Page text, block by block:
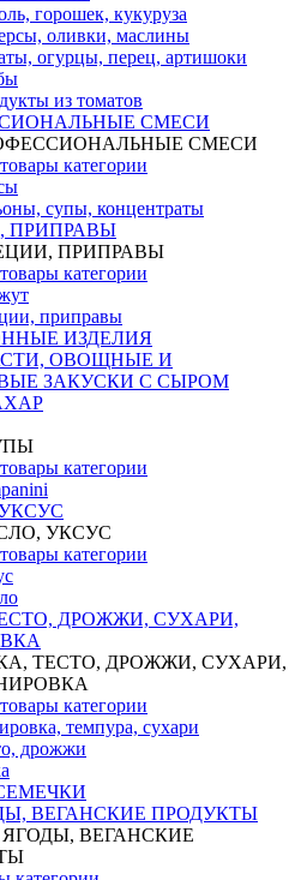
горошек, кукуруза
оливки, маслины
огурцы, перец, артишоки
из томатов
СМЕСИ
СМЕСИ
категории
супы, концентраты
ПРИПРАВЫ
ПРИПРАВЫ
категории
приправы
ИЗДЕЛИЯ
ОВОЩНЫЕ И
ЗАКУСКИ С СЫРОМ
категории
УКСУС
категории
ДРОЖЖИ, СУХАРИ,
ТЕСТО, ДРОЖЖИ, СУХАРИ,
категории
темпура, сухари
дрожжи
ВЕГАНСКИЕ ПРОДУКТЫ
ВЕГАНСКИЕ